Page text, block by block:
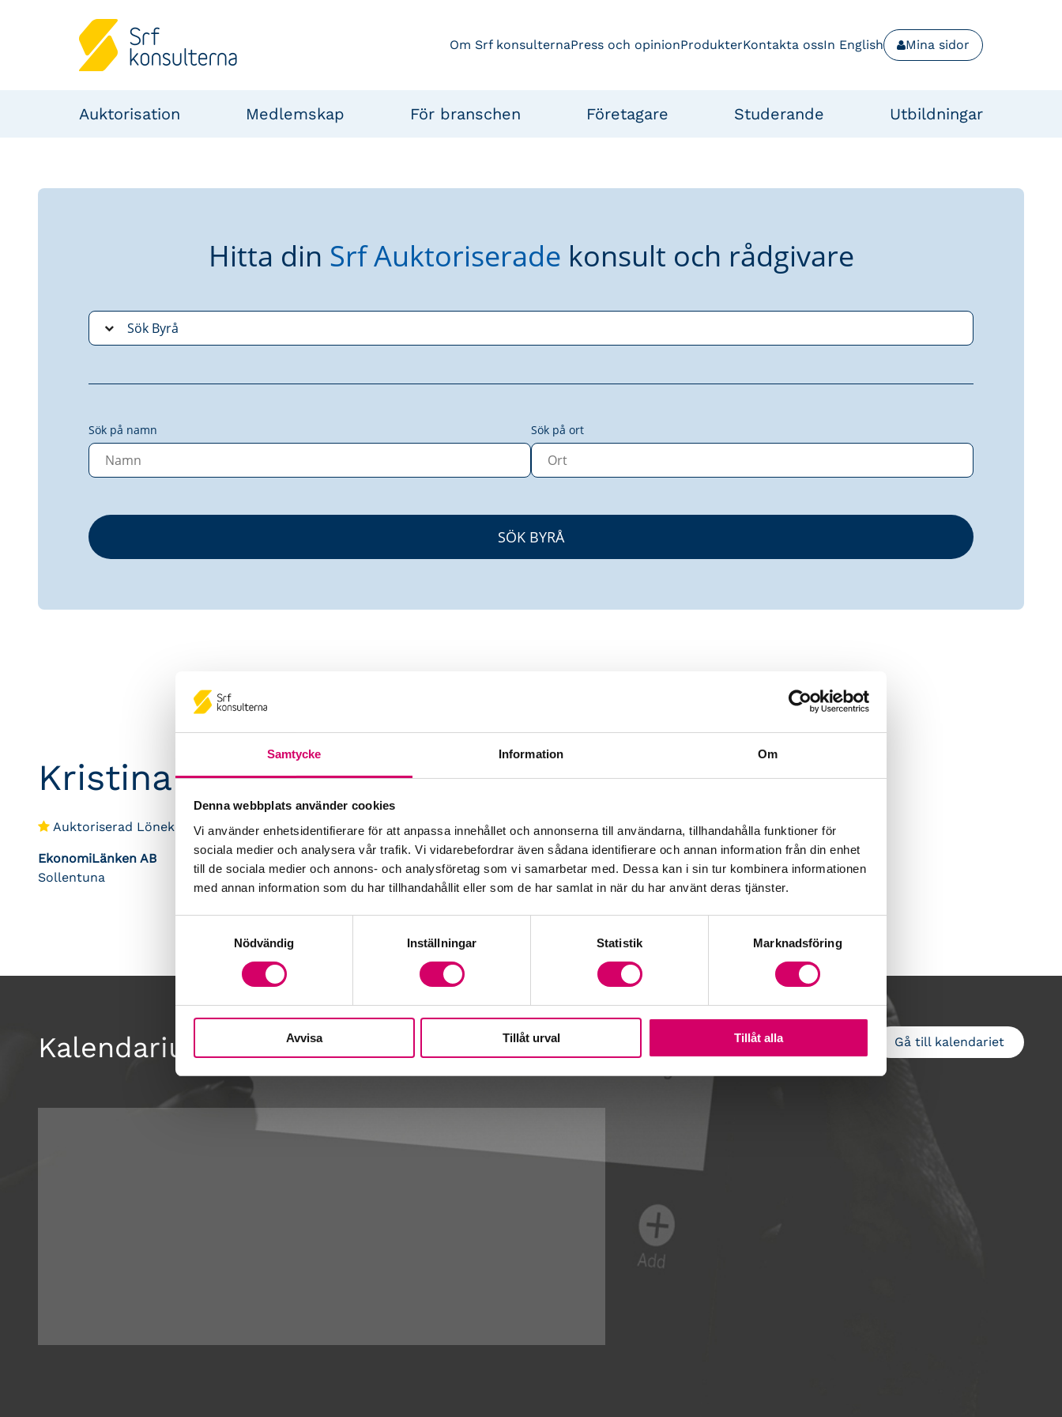
Samtycke Information Om
Denna webbplats använder cookies
Vi använder enhetsidentifierare för att anpassa innehållet och annonserna till användarna, tillhandahålla funktioner för
sociala medier och analysera vår trafik. Vi vidarebefordrar även sådana identifierare och annan information från din enhet
till de sociala medier och annons- och analysföretag som vi samarbetar med. Dessa kan i sin tur kombinera informationen
med annan information som du har tillhandahållit eller som de har samlat in när du har använt deras tjänster.
Nödvändig
Inställningar Statistik Marknadsföring
Avvisa Tillåt urval Tillåt alla
Om Srf konsulternaPress och opinionProdukterKontakta ossIn English Mina sidor
Auktorisation Medlemskap För branschen Företagare Studerande Utbildningar
Hitta din Srf Auktoriserade konsult och rådgivare
Sök på namn Sök på ort
Kristina Myléus
Auktoriserad Lönekonsult
EkonomiLänken AB
Sollentuna
Kalendarium Gå till kalendariet
Lägg till i kalender